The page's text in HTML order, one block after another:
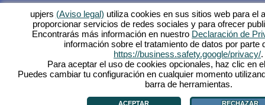
upjers (Aviso legal) utiliza cookies en sus sitios web para el
proporcionar servicios de redes sociales y para ofrecer
Encontrarás más información en nuestro Declaración de
información sobre el tratamiento de datos por parte
https://business.safety.google/privacy/.
Para aceptar el uso de cookies opcionales, haz clic en
Puedes cambiar tu configuración en cualquier momento
barra de herramientas.
ACEPTAR RECHAZAR